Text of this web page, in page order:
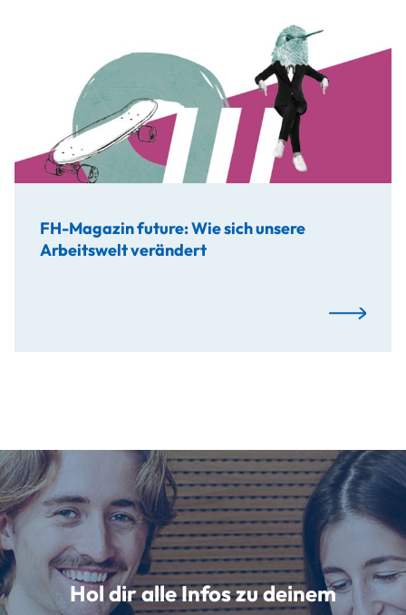
FH-Magazin future: Wie sich unsere Arbeitswelt verändert
FH-Magazin future: Wie sich unsere
Arbeitswelt verändert
FH-
Hol dir alle Infos zu deinem